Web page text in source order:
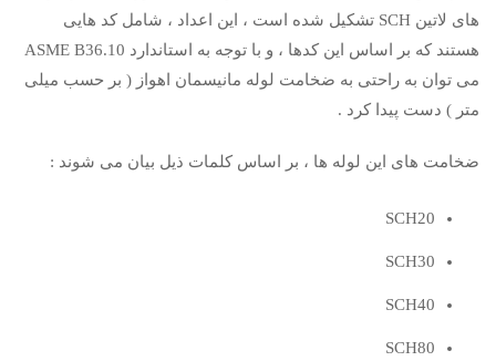
های لاتین SCH تشکیل شده است ، این اعداد ، شامل کد هایی
هستند که بر اساس این کدها ، و با توجه به استاندارد ASME B36.10
می توان به راحتی به ضخامت لوله مانیسمان اهواز ( بر حسب میلی
متر ) دست پیدا کرد .
ضخامت های این لوله ها ، بر اساس کلمات ذیل بیان می شوند :
SCH20
SCH30
SCH40
SCH80